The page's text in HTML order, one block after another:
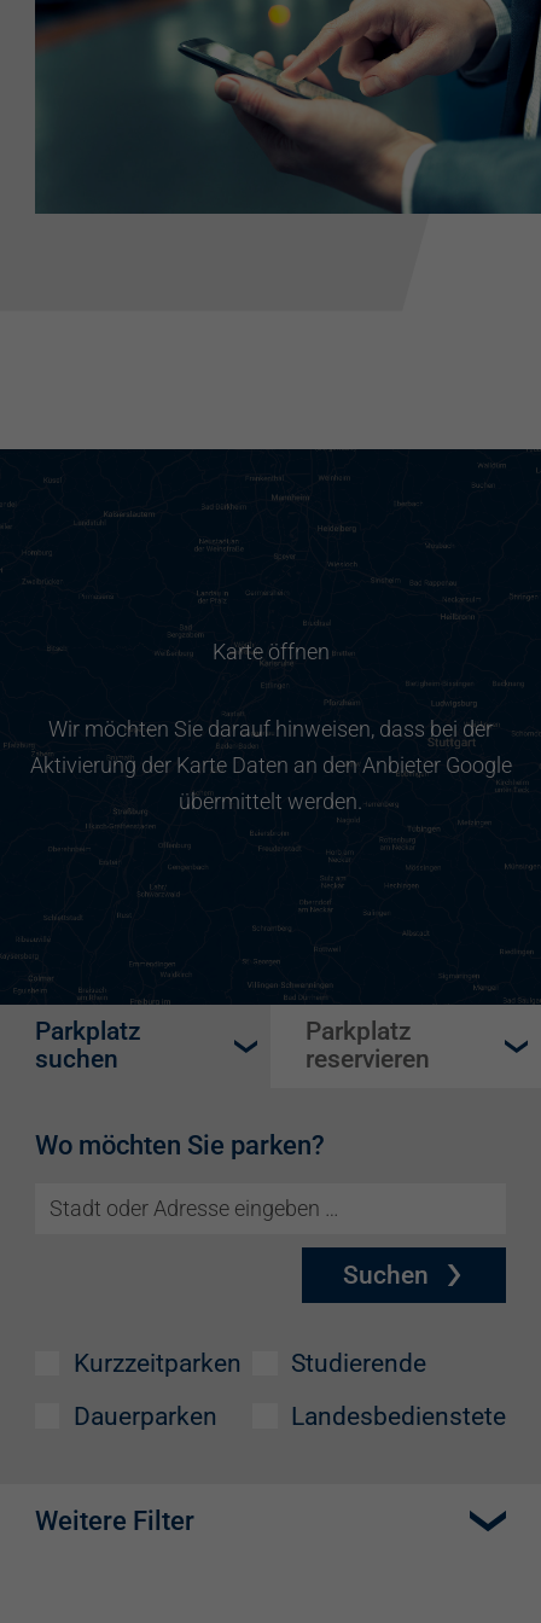
Karte öffnen
Wir möchten Sie darauf hinweisen, dass bei der
Aktivierung der Karte Daten an den Anbieter Google
übermittelt werden.
Parkplatz
suchen
Parkplatz
reservieren
Wo möchten Sie parken?
Suchen
Kurzzeitparken
Dauerparken
Studierende
Landesbedienstete
Weitere Filter